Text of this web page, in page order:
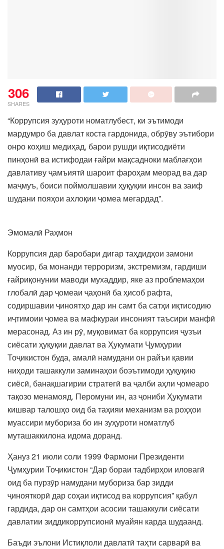
306
SHARES
“Коррупсия зуҳуроти номатлубест, ки эътимоди
мардумро ба давлат коста гардонида, обрӯву эътибори
онро коҳиш медиҳад, барои рушди иқтисодиёти
пинҳонӣ ва истифодаи ғайри мақсадноки маблағҳои
давлативу ҷамъиятӣ шароит фароҳам меорад ва дар
маҷмуъ, боиси поймолшавии ҳуқуқии инсон ва заиф
шудани пояҳои ахлоқии ҷомеа мегардад”.
Эмомалӣ Раҳмон
Коррупсия дар баробари дигар таҳдидҳои замони
муосир, ба монанди терроризм, экстремизм, гардиши
ғайриқонунии маводи мухаддир, яке аз проблемаҳои
глобалӣ дар ҷомеаи ҷаҳонӣ ба ҳисоб рафта,
содиршавии ҷиноятҳо дар ин самт ба сатҳи иқтисодию
иҷтимоии ҷомеа ва мафкураи инсоният таъсири манфӣ
мерасонад. Аз ин рӯ, муқовимат ба коррупсия ҷузъи
сиёсати ҳуқуқии давлат ва Ҳукумати Ҷумҳурии
Тоҷикистон буда, амалӣ намудани он райъи қавии
ниҳоди ташаккули заминаҳои боэътимоди ҳуқуқию
сиёсӣ, банақшагирии стратегӣ ва ҷалби аҳли ҷомеаро
тақозо менамояд. Перомуни ин, аз ҷониби Ҳукумати
кишвар талошҳо оид ба таҳияи механизм ва роҳҳои
муассири мубориза бо ин зуҳуроти номатлуб
муташаккилона идома доранд.
Ҳануз 21 июли соли 1999 Фармони Президенти
Ҷумҳурии Тоҷикистон “Дар бораи тадбирҳои иловагӣ
оид ба пурзӯр намудани мубориза бар зидди
ҷинояткорӣ дар соҳаи иқтисод ва коррупсия” қабул
гардида, дар он самтҳои асосии ташаккули сиёсати
давлатии зиддикоррупсионӣ муайян карда шудаанд.
Баъди эълони Истиқлоли давлатӣ таҳти сарварӣ ва